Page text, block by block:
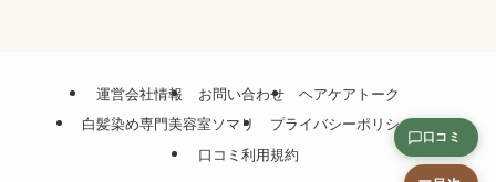
運営会社情報 お問い合わせ
ヘアケアトーク
白髪染め専門美容室ソマリ
プライバシーポリシー
口コミ利用規約
口コミ